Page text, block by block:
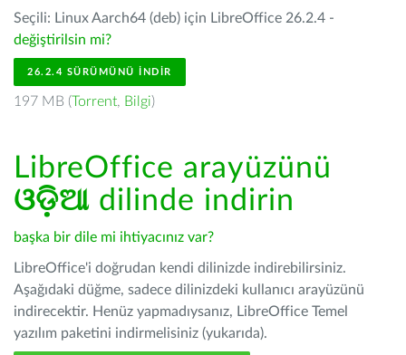
Seçili: Linux Aarch64 (deb) için LibreOffice 26.2.4 -
değiştirilsin mi?
26.2.4 SÜRÜMÜNÜ İNDIR
197 MB (Torrent, Bilgi)
LibreOffice arayüzünü
ଓଡ଼ିଆ dilinde indirin
başka bir dile mi ihtiyacınız var?
LibreOffice'i doğrudan kendi dilinizde indirebilirsiniz.
Aşağıdaki düğme, sadece dilinizdeki kullanıcı arayüzünü
indirecektir. Henüz yapmadıysanız, LibreOffice Temel
yazılım paketini indirmelisiniz (yukarıda).